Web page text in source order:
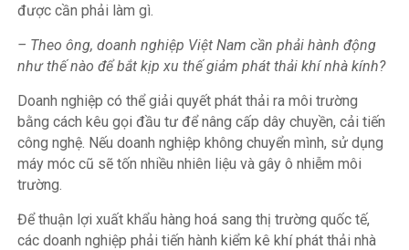
được cần phải làm gì.
– Theo ông, doanh nghiệp Việt Nam cần phải hành động
như thế nào để bắt kịp xu thế giảm phát thải khí nhà kính?
Doanh nghiệp có thể giải quyết phát thải ra môi trường
bằng cách kêu gọi đầu tư để nâng cấp dây chuyền, cải tiến
công nghệ. Nếu doanh nghiệp không chuyển mình, sử dụng
máy móc cũ sẽ tốn nhiều nhiên liệu và gây ô nhiễm môi
trường.
Để thuận lợi xuất khẩu hàng hoá sang thị trường quốc tế,
các doanh nghiệp phải tiến hành kiểm kê khí phát thải nhà